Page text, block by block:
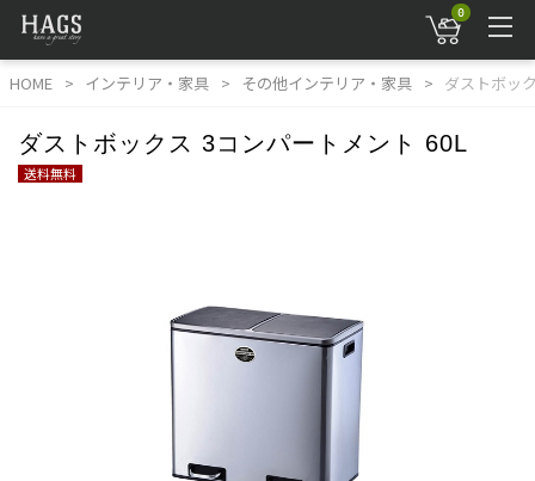
0
HOME インテリア・家具 その他インテリア・家具 ダストボッ
ダストボックス 3コンパートメント 60L
送料無料